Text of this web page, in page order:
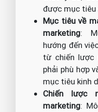
được mục tiêu
Mục tiêu về
marketing:
hướng đến
từ chiến lược
phải phù hợp
mục tiêu kinh
Chiến lược
marketing: